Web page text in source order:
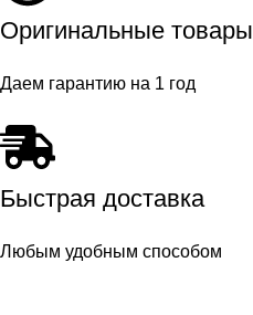
Оригинальные товары
Даем гарантию на 1 год
Быстрая доставка
Любым удобным способом